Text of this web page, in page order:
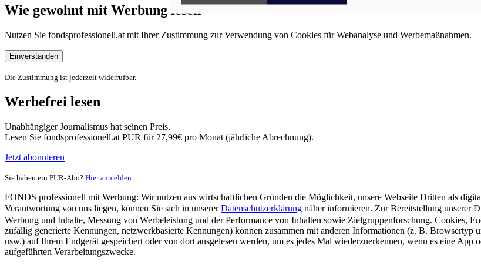
Wie gewohnt mit Werbung lesen
Nutzen Sie fondsprofessionell.at mit Ihrer Zustimmung zur Verwendung von Cookies für Webanalyse und Werbemaßnahmen.
Einverstanden
Die Zustimmung ist jederzeit widerrufbar.
Werbefrei lesen
Unabhängiger Journalismus hat seinen Preis.
Lesen Sie fondsprofessionell.at PUR für 27,99€ pro Monat (jährliche Abrechnung).
Jetzt abonnieren
Sie haben ein PUR-Abo? Hier anmelden.
FONDS professionell mit Werbung: Wir nutzen aus wirtschaftlichen Gründen die Möglichkeit, unsere Webseite Dritten als
Verantwortung von uns liegen, können Sie sich in unsererDatenschutzerklärung näher informieren. Zur Bereitstellung unserer
Werbung und Inhalte, Messung von Werbeleistung und der Performance von Inhalten sowie Zielgruppenforschung. Cookies,
zufällig generierte Kennungen, netzwerkbasierte Kennungen) können zusammen mit anderen Informationen (z. B.
usw.) auf Ihrem Endgerät gespeichert oder von dort ausgelesen werden, um es jedes Mal wiederzuerkennen, wenn es eine
aufgeführten Verarbeitungszwecke.